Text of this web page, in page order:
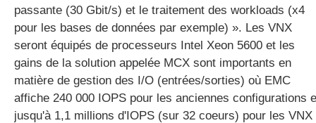
passante (30 Gbit/s) et le traitement des workloads (x4
pour les bases de données par exemple) ». Les VNX
seront équipés de processeurs Intel Xeon 5600 et les
gains de la solution appelée MCX sont importants en
matière de gestion des I/O (entrées/sorties) où EMC
affiche 240 000 IOPS pour les anciennes configurations
jusqu'à 1,1 millions d'IOPS (sur 32 coeurs) pour les VNX